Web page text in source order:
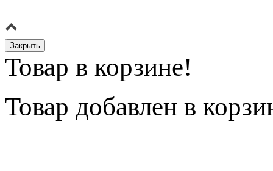
Закрыть
Товар в корзине!
Товар добавлен в